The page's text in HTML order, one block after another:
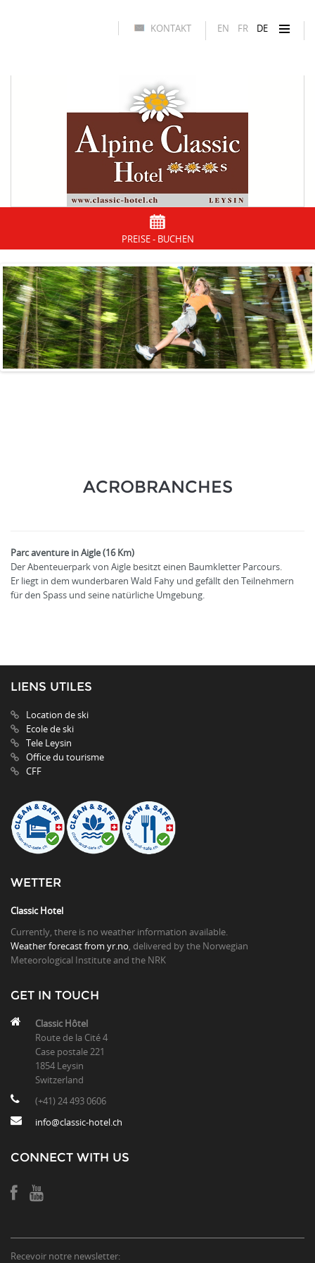
EN FR DE
KONTAKT
PREISE - BUCHEN
ACROBRANCHES
Parc aventure in Aigle (16 Km)
Der Abenteuerpark von Aigle besitzt einen Baumkletter Parcours.
Er liegt in dem wunderbaren Wald Fahy und gefällt den Teilnehmern
für den Spass und seine natürliche Umgebung.
LIENS UTILES
Location de ski
Ecole de ski
Tele Leysin
Office du tourisme
CFF
WETTER
Classic Hotel
Currently, there is no weather information available.
Weather forecast from yr.no , delivered by the Norwegian
Meteorological Institute and the NRK
GET IN TOUCH
Classic Hôtel
Route de la Cité 4
Case postale 221
1854 Leysin
Switzerland
(+41) 24 493 0606
info@classic-hotel.ch
CONNECT WITH US
Recevoir notre newsletter: